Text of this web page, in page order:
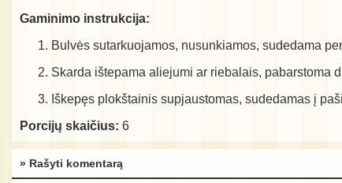
Gaminimo instrukcija:
Bulvės sutarkuojamos, nusunkiamos, sudedama
Skarda ištepama aliejumi ar riebalais, pabarstoma
Iškepęs plokštainis supjaustomas, sudedamas į
Porcijų skaičius: 6
» Rašyti komentarą